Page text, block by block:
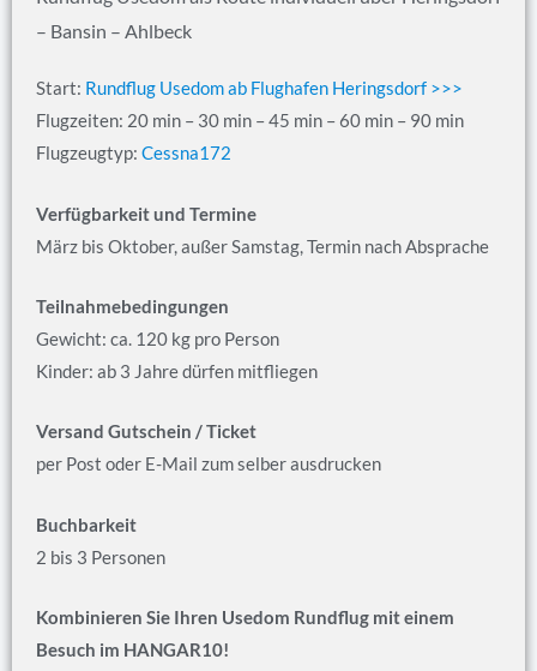
– Bansin – Ahlbeck
Start: Rundflug Usedom ab Flughafen Heringsdorf >>>
Flugzeiten: 20 min – 30 min – 45 min – 60 min – 90 min
Flugzeugtyp: Cessna172
Verfügbarkeit und Termine
März bis Oktober, außer Samstag, Termin nach Absprache
Teilnahmebedingungen
Gewicht: ca. 120 kg pro Person
Kinder: ab 3 Jahre dürfen mitfliegen
Versand Gutschein / Ticket
per Post oder E-Mail zum selber ausdrucken
Buchbarkeit
2 bis 3 Personen
Kombinieren Sie Ihren Usedom Rundflug mit einem
Besuch im HANGAR10!